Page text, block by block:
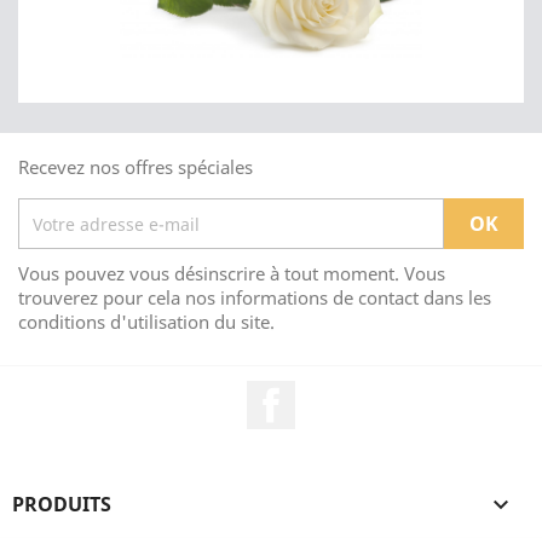
Recevez nos offres spéciales
Vous pouvez vous désinscrire à tout moment. Vous
trouverez pour cela nos informations de contact dans les
conditions d'utilisation du site.
PRODUITS 